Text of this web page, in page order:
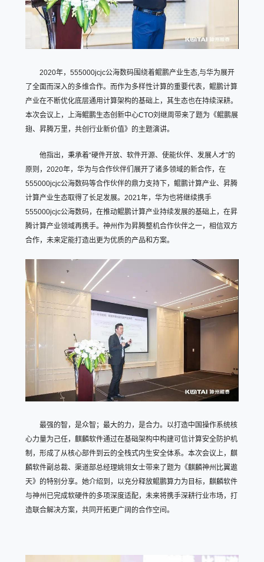
2020年，555000jcjc公海数码围绕着鲲鹏产业生态,与华为展开
了全面而深入的多维合作。而作为多样性计算的重要代表，鲲鹏计算
产业在不断优化底层通用计算架构的基础上，其生态也在持续深耕。
本次会议上，上海鲲鹏生态创新中心CTO刘继周带来了题为《鲲鹏展
翅、昇腾万里，共创行业新价值》的主题演讲。
他指出，秉承着“硬件开放、软件开源、使能伙伴、发展人才”的
原则，2020年，华为与合作伙伴们展开了诸多领域的新合作，在
555000jcjc公海数码等合作伙伴的鼎力支持下，鲲鹏计算产业、昇腾
计算产业生态取得了长足发展。2021年，华为也将继续携手
555000jcjc公海数码，在推动鲲鹏计算产业持续发展的基础上，在昇
腾计算产业领域再携手。神州作为昇腾整机合作伙伴之一，相信双方
合作，未来定能打造出更为优质的产品和方案。
最强的智，是众智；最大的力，是合力。以打造中国操作系统核
心力量为己任，麒麟软件通过在基础架构中构建可信计算安全防护机
制，形成了从核心部件到云的全栈式内生安全体系。本次会议上，麒
麟软件副总裁、渠道部总经理姚翎女士带来了题为《麒麟神州比翼遨
天》的特别分享。她介绍到，以充分释放鲲鹏算力为目标，麒麟软件
与神州已完成软硬件的多项深度适配，未来将携手深耕行业市场，打
造联合解决方案，共同开拓更广阔的合作空间。